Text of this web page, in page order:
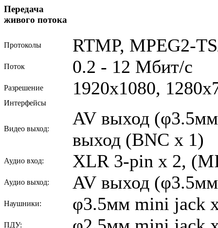
Передача
живого потока
Протоколы RTMP, MPEG2-
Поток 0.2 - 12 Мбит/с
Разрешение 1920x1080,
Интерфейсы
Видео выход:
AV выход
выход (BNC x 1)
Аудио вход: XLR 3-pin x 2,
Аудио выход: AV выход
Наушники: φ3.5мм mini jack
ПДУ: